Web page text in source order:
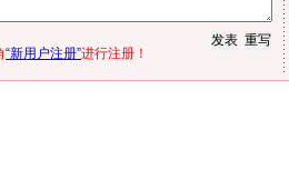
“新用户注册”进行注册！